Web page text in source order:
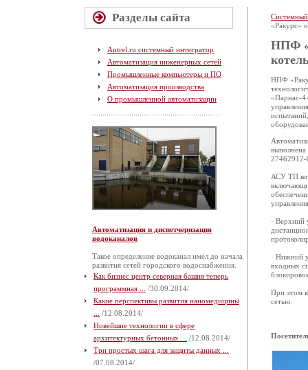
Разделы сайта
Antrel.ru системный интегратор
Автоматизация инженерных сетей
Промышленные компьютеры и ПО
Автоматизация производства
О промышленной автоматизации
Автоматизация и диспетчеризация
водоканалов
Такое определение водоканал имел до начала
развития сетей городского водоснабжения.
Как бизнес центр северная башня теперь
программная ...
/30.09.2014/
Какие перспективы развития наномедицины
/12.08.2014/
Новейшие технологии в сфере
архитектурных бетонных ...
/12.08.2014/
Три простых шага для защиты данных ...
/07.08.2014/
«Ракурс»
НПФ
НПФ
«Парнас-
27462912-
АСУ ТП
· Верхний
· Нижний
входных
При этом
сетью.